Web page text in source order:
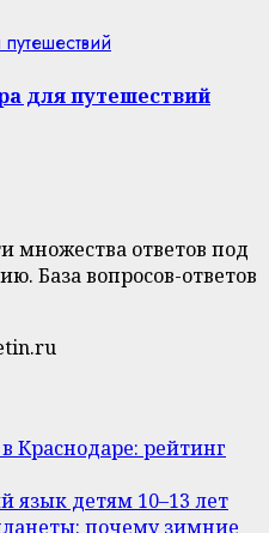
для путешествий
множества ответов под
База вопросов-ответов
Краснодаре: рейтинг
язык детям 10–13 лет
почему зимние